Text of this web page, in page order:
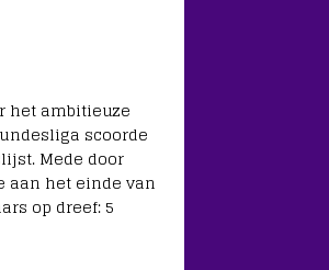
het ambitieuze
scoorde
Mede door
aan het einde van
op dreef: 5